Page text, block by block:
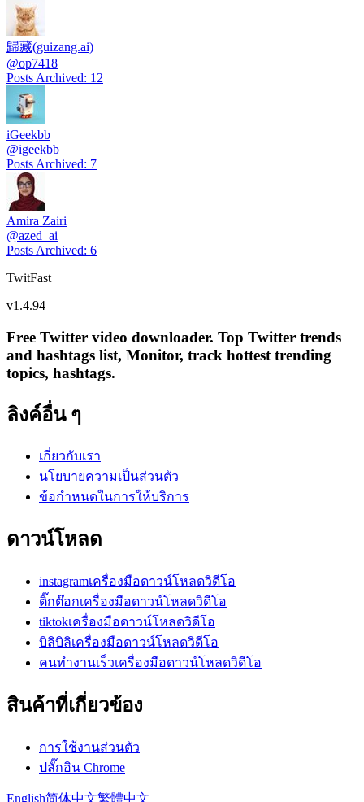
歸藏(guizang.ai)
@op7418
Posts Archived: 12
iGeekbb
@igeekbb
Posts Archived: 7
Amira Zairi
@azed_ai
Posts Archived: 6
TwitFast
v1.4.94
Free Twitter video downloader. Top Twitter trends
and hashtags list, Monitor, track hottest trending
topics, hashtags.
ลิงค์อื่น ๆ
เกี่ยวกับเรา
นโยบายความเป็นส่วนตัว
ข้อกำหนดในการให้บริการ
ดาวน์โหลด
instagramเครื่องมือดาวน์โหลดวิดีโอ
ติ๊กต๊อกเครื่องมือดาวน์โหลดวิดีโอ
tiktokเครื่องมือดาวน์โหลดวิดีโอ
บิลิบิลิเครื่องมือดาวน์โหลดวิดีโอ
คนทำงานเร็วเครื่องมือดาวน์โหลดวิดีโอ
สินค้าที่เกี่ยวข้อง
การใช้งานส่วนตัว
ปลั๊กอิน Chrome
English简体中文繁體中文